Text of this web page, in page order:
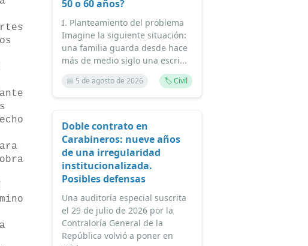
50 o 60 años?
I. Planteamiento del problema
Imagine la siguiente situación:
una familia guarda desde hace
más de medio siglo una escri...
📅 5 de agosto de 2026 🏷️ Civil
Doble contrato en
Carabineros: nueve años
de una irregularidad
institucionalizada.
Posibles defensas
Una auditoría especial suscrita
el 29 de julio de 2026 por la
Contraloría General de la
República volvió a poner en